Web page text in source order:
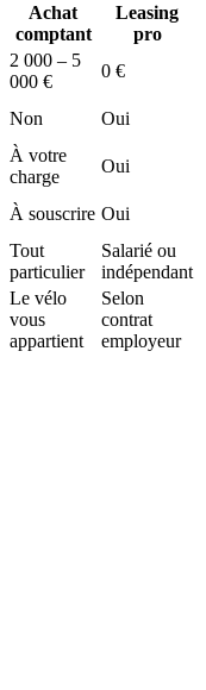
Achat
comptant
Leasing
pro
2 000 – 5
000 €
0 €
Non
Oui
À votre
charge
Oui
À souscrire Oui
Tout
particulier
Salarié ou
indépendant
Le vélo
vous
appartient
Selon
contrat
employeur